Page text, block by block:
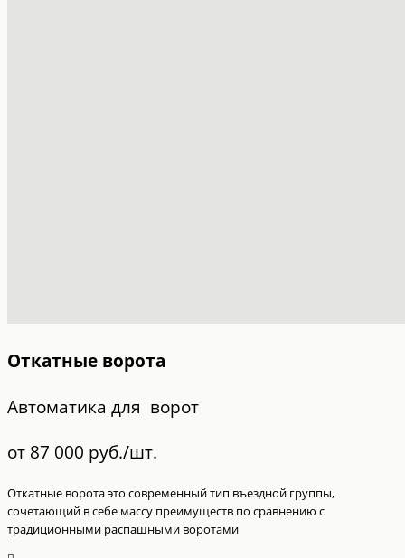
Откатные ворота
Автоматика для ворот
от 87 000 руб./шт.
Откатные ворота это современный тип въездной группы,
сочетающий в себе массу преимуществ по сравнению с
традиционными распашными воротами